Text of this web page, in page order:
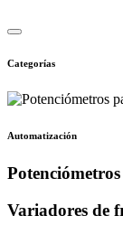
Categorías
Automatización
Variadores de